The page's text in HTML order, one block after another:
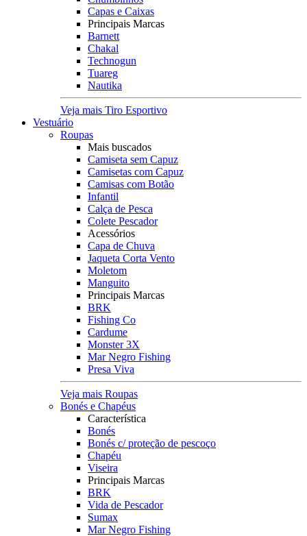
Capas e Caixas
Principais Marcas
Barnett
Chakal
Technogun
Tuareg
Nautika
Veja mais Tiro Esportivo
Vestuário
Roupas
Mais buscados
Camiseta sem Capuz
Camisetas com Capuz
Camisas com Botão
Infantil
Calça de Pesca
Colete Pescador
Acessórios
Capa de Chuva
Jaqueta Corta Vento
Moletom
Manguito
Principais Marcas
BRK
Fishing Co
Cardume
Monster 3X
Mar Negro Fishing
Presa Viva
Veja mais Roupas
Bonés e Chapéus
Característica
Bonés
Bonés c/ proteção de pescoço
Chapéu
Viseira
Principais Marcas
BRK
Vida de Pescador
Sumax
Mar Negro Fishing